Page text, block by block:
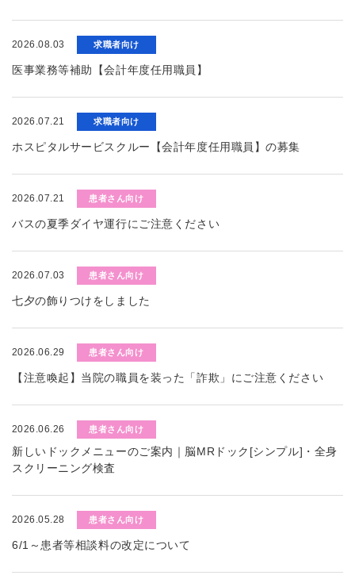
2026.08.03 求職者向け
医事業務等補助【会計年度任用職員】
2026.07.21 求職者向け
ホスピタルサービスクルー【会計年度任用職員】の募集
2026.07.21 患者さん向け
バスの夏季ダイヤ運行にご注意ください
2026.07.03 患者さん向け
七夕の飾りつけをしました
2026.06.29 患者さん向け
【注意喚起】当院の職員を装った「詐欺」にご注意ください
2026.06.26 患者さん向け
新しいドックメニューのご案内｜脳MRドック[シンプル]・全身
スクリーニング検査
2026.05.28 患者さん向け
6/1～患者等相談料の改定について